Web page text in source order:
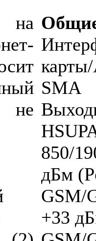
на
не
SMA
850/
дБм
+33